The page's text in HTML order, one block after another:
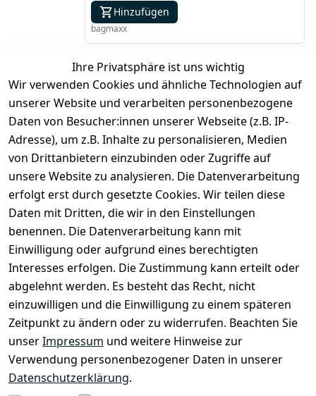
Hinzufügen
bagmaxx
inkl. ges. MwSt
1
Ihre Privatsphäre ist uns wichtig
Wir verwenden Cookies und ähnliche Technologien auf
unserer Website und verarbeiten personenbezogene
Daten von Besucher:innen unserer Webseite (z.B. IP-
Adresse), um z.B. Inhalte zu personalisieren, Medien
von Drittanbietern einzubinden oder Zugriffe auf
unsere Website zu analysieren. Die Datenverarbeitung
erfolgt erst durch gesetzte Cookies. Wir teilen diese
Daten mit Dritten, die wir in den Einstellungen
benennen. Die Datenverarbeitung kann mit
Einwilligung oder aufgrund eines berechtigten
Interesses erfolgen. Die Zustimmung kann erteilt oder
abgelehnt werden. Es besteht das Recht, nicht
einzuwilligen und die Einwilligung zu einem späteren
Zeitpunkt zu ändern oder zu widerrufen. Beachten Sie
unserImpressum und weitere Hinweise zur
Verwendung personenbezogener Daten in unserer
Datenschutzerklärung.
Rechtliches
AGB
Impressum
Datenschutze
rklärung
Widerrufsrec
Zahlung &
Services
Registrieren
Kontakt
Kontaktformu
lar
Über uns
Zahlung
und
Versand